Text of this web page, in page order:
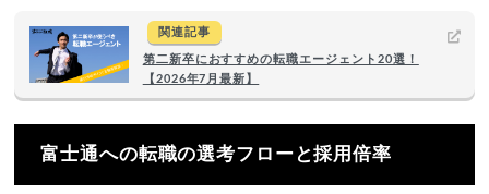
関連記事
第二新卒におすすめの転職エージェント20選！
【2026年7月最新】
富士通への転職の選考フローと採用倍率